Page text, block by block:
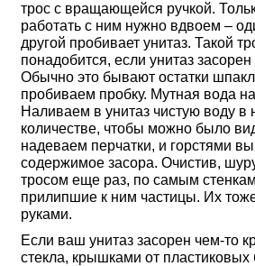
трос с вращающейся ручкой.
работать с ним нужно вдвоем –
другой пробивает унитаз. Такой
понадобится, если унитаз
Обычно это бывают остатки
пробиваем пробку. Мутная вода
Наливаем в унитаз чистую воду
количестве, чтобы можно было
надеваем перчатки, и горстями
содержимое засора. Очистив,
тросом еще раз, по самым
прилипшие к ним частицы. Их
руками.
Если ваш унитаз засорен чем-то
стекла, крышками от пластиковых